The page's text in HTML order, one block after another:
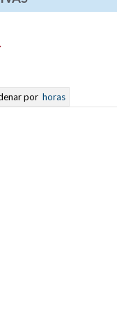
por horas